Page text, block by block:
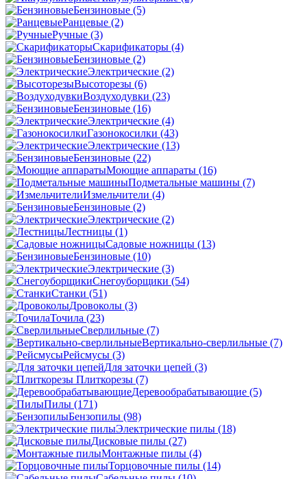
Бензиновые (5)
Ранцевые (2)
Ручные (3)
Скарификаторы (4)
Бензиновые (2)
Электрические (2)
Высоторезы (6)
Воздуходувки (23)
Бензиновые (16)
Электрические (4)
Газонокосилки (43)
Электрические (13)
Бензиновые (22)
Моющие аппараты (16)
Подметальные машины (7)
Измельчители (4)
Бензиновые (2)
Электрические (2)
Лестницы (1)
Садовые ножницы (13)
Бензиновые (10)
Электрические (3)
Снегоуборщики (54)
Станки (51)
Дровоколы (3)
Точила (23)
Сверлильные (7)
Вертикально-сверлильные (7)
Рейсмусы (3)
Для заточки цепей (3)
Плиткорезы (7)
Деревообрабатывающие (5)
Пилы (171)
Бензопилы (98)
Электрические пилы (18)
Дисковые пилы (27)
Монтажные пилы (4)
Торцовочные пилы (14)